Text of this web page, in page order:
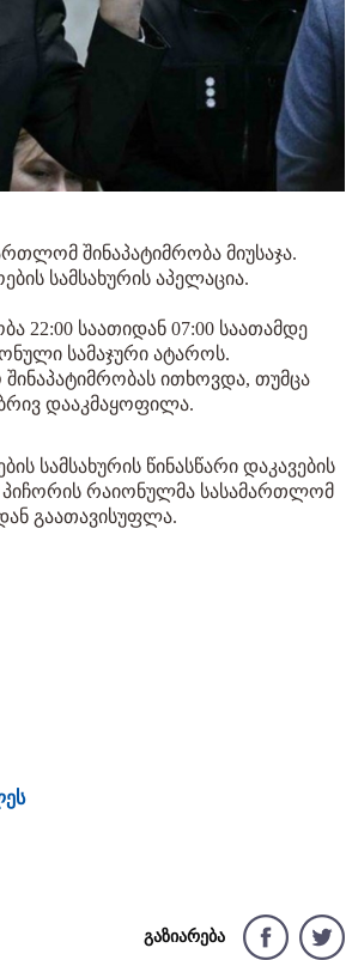
შინაპატიმრობა მიუსაჯა.
სამსახურის აპელაცია.
22:00 საათიდან 07:00 საათამდე
სამაჯური ატაროს.
ითხოვდა, თუმცა
დააკმაყოფილა.
სამსახურის წინასწარი დაკავების
რაიონულმა სასამართლომ
გაათავისუფლა.
გაზიარება